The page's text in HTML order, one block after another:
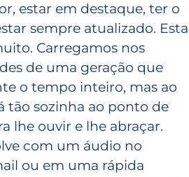
estar em destaque, ter o
sempre atualizado. Esta
Carregamos nos
de uma geração que
o tempo inteiro, mas ao
tão sozinha ao ponto de
lhe ouvir e lhe abraçar.
com um áudio no
ou em uma rápida